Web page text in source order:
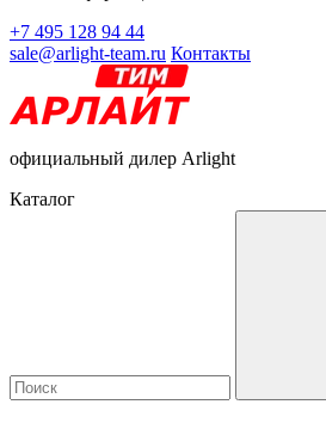
+7 495 128 94 44
sale@arlight-team.ru Контакты
официальный дилер Arlight
Каталог